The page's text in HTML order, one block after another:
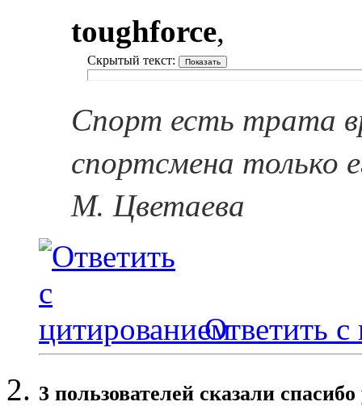
toughforce,
Скрытый текст:
Спорт есть трата
спортсмена только
М. Цветаева
Ответить с
3 пользователей сказали